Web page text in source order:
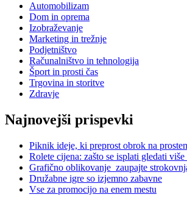
Automobilizam
Dom in oprema
Izobraževanje
Marketing in trežnje
Podjetništvo
Računalništvo in tehnologija
Šport in prosti čas
Trgovina in storitve
Zdravje
Najnovejši prispevki
Piknik ideje, ki preprost obrok na
Rolete cijena: zašto se isplati gledati
Grafično oblikovanje zaupajte
Družabne igre so izjemno zabavne
Vse za promocijo na enem mestu